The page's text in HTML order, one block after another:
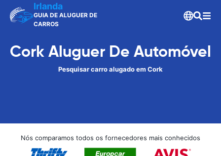
Irlanda
GUIA DE ALUGUER DE
CARROS
Cork Aluguer De Automóvel
Pesquisar carro alugado em Cork
Nós comparamos todos os fornecedores mais conhecidos